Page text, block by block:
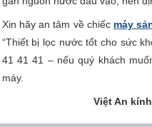
Xin hãy an tâm về chiếc máy
“Thiết bị lọc nước tốt cho sức
41 41 41 – nếu quý khách
máy.
Việt An